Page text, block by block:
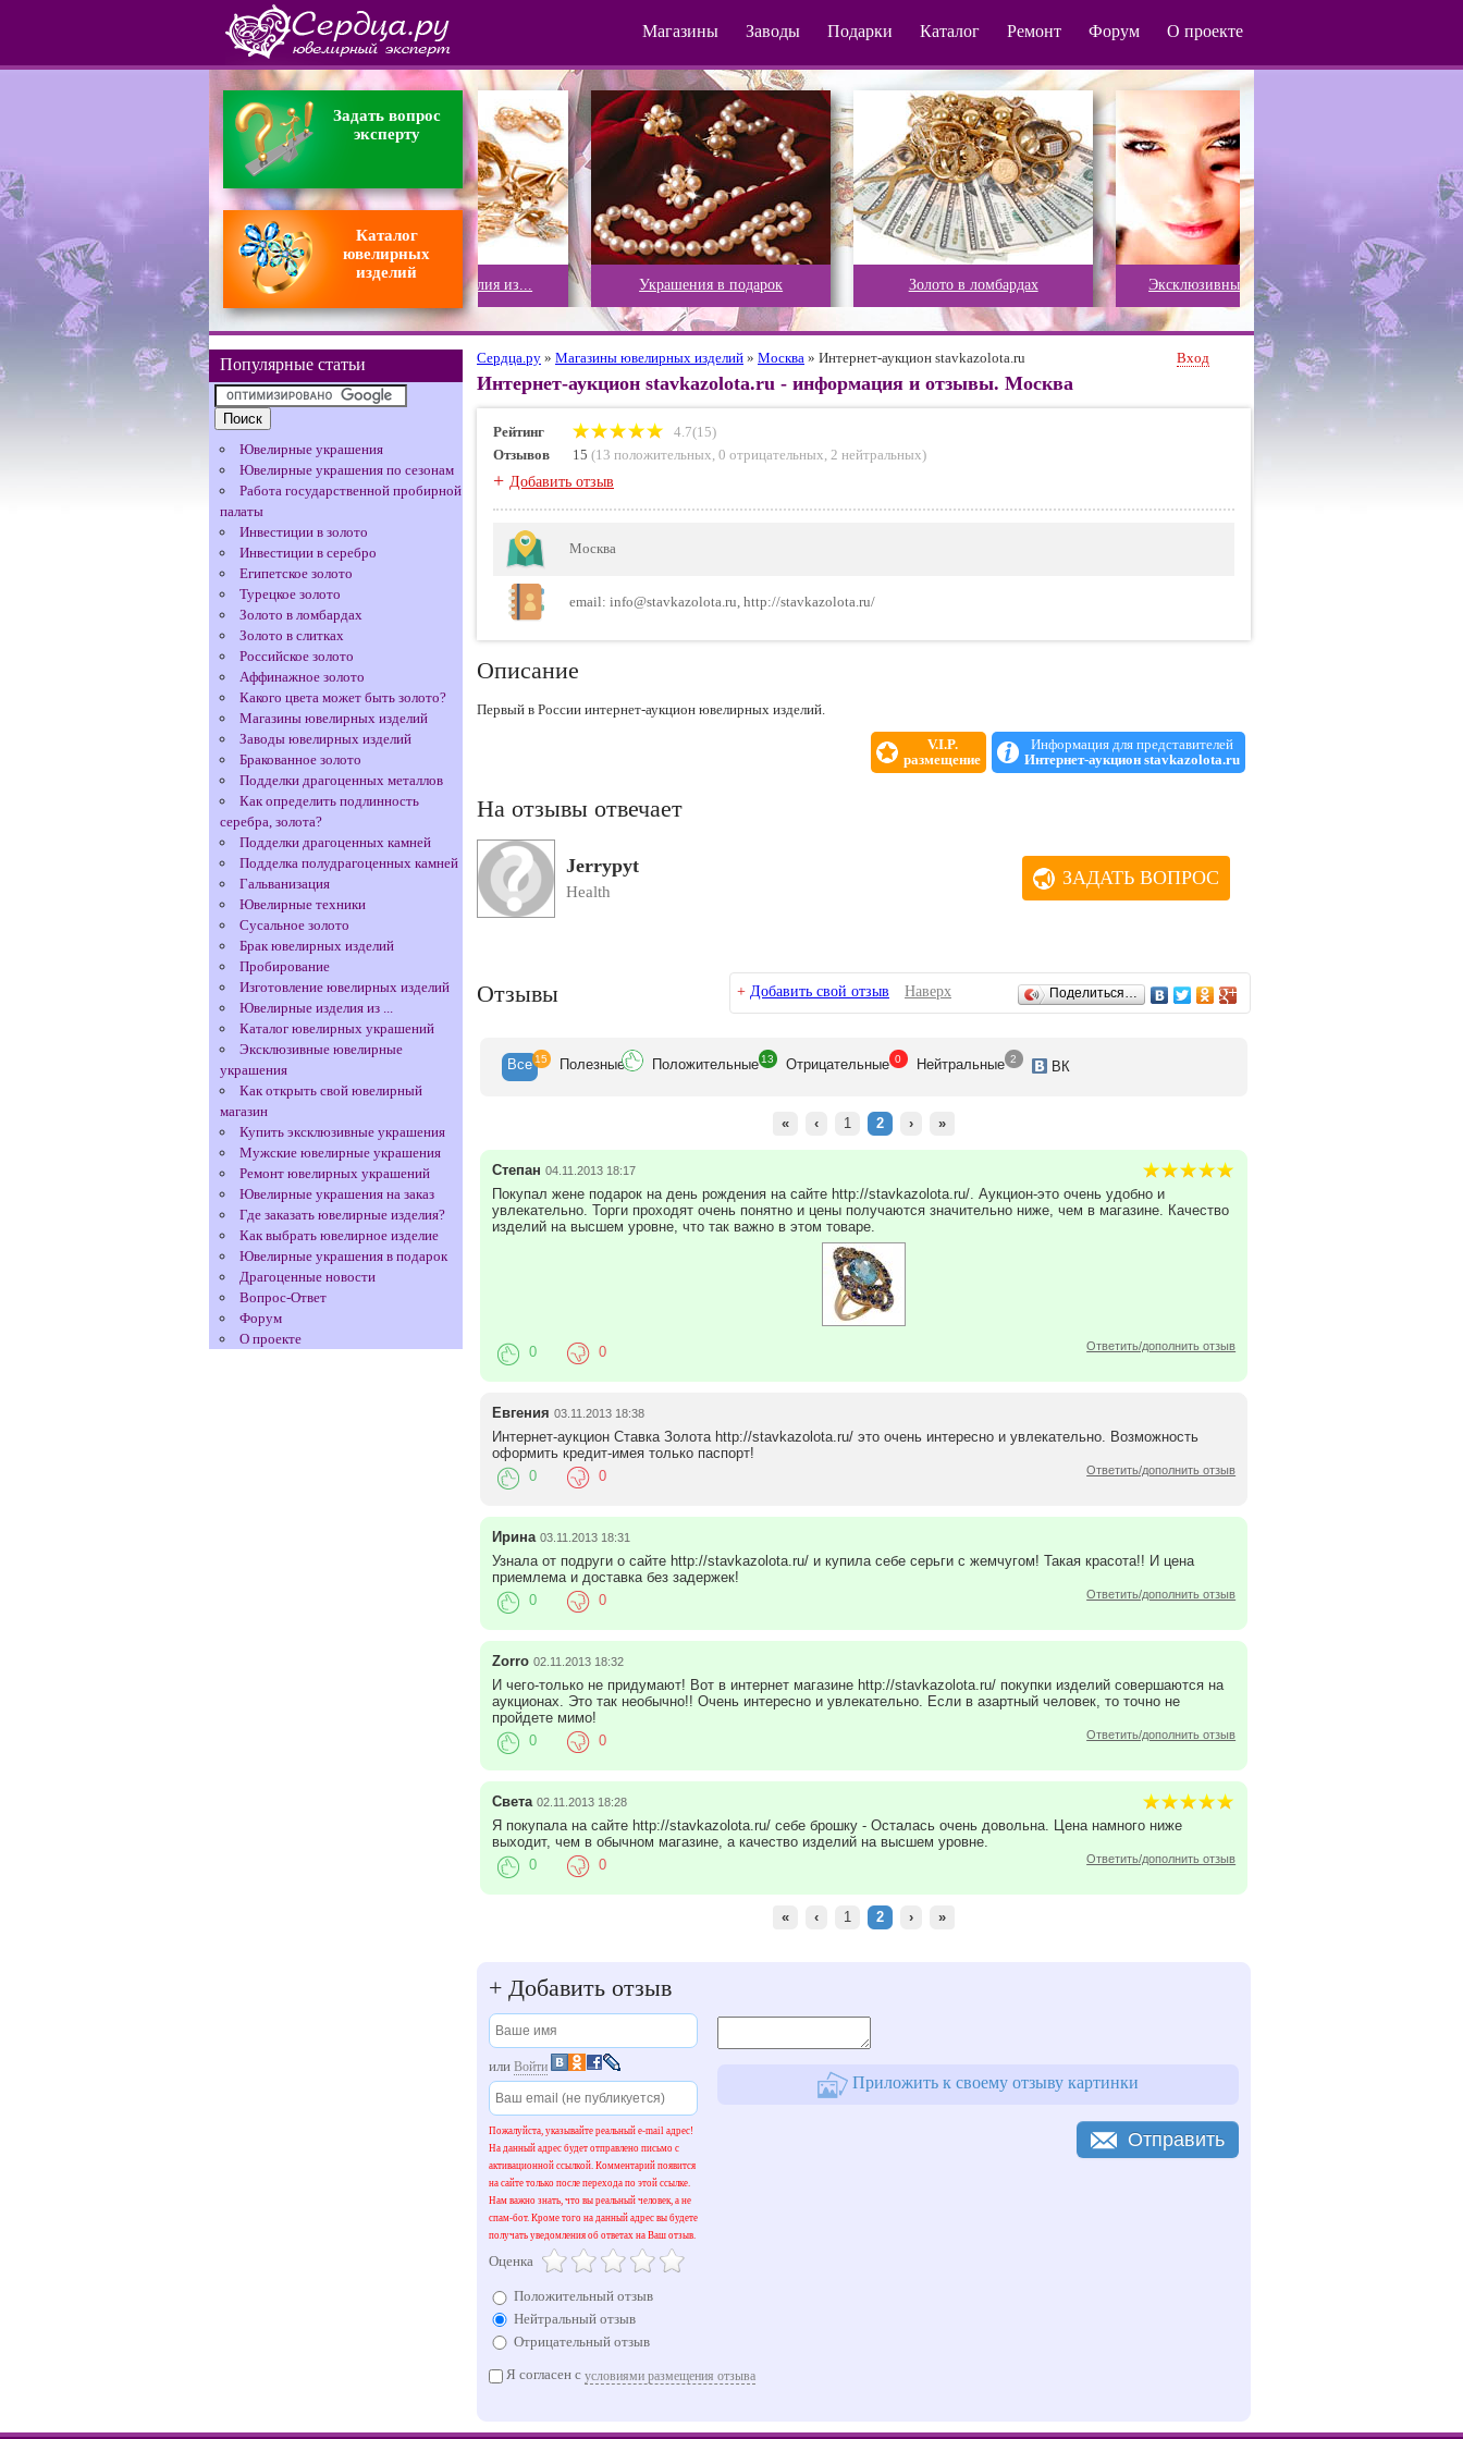
Магазины Заводы Подарки Каталог Ремонт Форум О проекте
Задать вопрос
эксперту
Каталог
ювелирных
изделий
Украшения в подарок Золото в ломбардах Эксклюзивные украшения Российское золото
Популярные статьи
Ювелирные украшения
Ювелирные украшения по сезонам
Работа государственной пробирной
палаты
Инвестиции в золото
Инвестиции в серебро
Египетское золото
Турецкое золото
Золото в ломбардах
Золото в слитках
Российское золото
Аффинажное золото
Какого цвета может быть золото?
Магазины ювелирных изделий
Заводы ювелирных изделий
Бракованное золото
Подделки драгоценных металлов
Как определить подлинность
серебра, золота?
Подделки драгоценных камней
Подделка полудрагоценных камней
Гальванизация
Ювелирные техники
Сусальное золото
Брак ювелирных изделий
Пробирование
Изготовление ювелирных изделий
Ювелирные изделия из ...
Каталог ювелирных украшений
Эксклюзивные ювелирные
украшения
Как открыть свой ювелирный
магазин
Купить эксклюзивные украшения
Мужские ювелирные украшения
Ремонт ювелирных украшений
Ювелирные украшения на заказ
Где заказать ювелирные изделия?
Как выбрать ювелирное изделие
Ювелирные украшения в подарок
Драгоценные новости
Вопрос-Ответ
Форум
О проекте
Сердца.ру » Магазины ювелирных изделий » Москва » Интернет-аукцион stavkazolota.ru Вход
Интернет-аукцион stavkazolota.ru - информация и отзывы. Москва
Рейтинг
4.7(15)
Отзывов
15 (13 положительных, 0 отрицательных, 2 нейтральных)
+ Добавить отзыв
Москва
email: info@stavkazolota.ru, http://stavkazolota.ru/
Описание
Первый в России интернет-аукцион ювелирных изделий.
V.I.P.
размещение
Информация для представителей
Интернет-аукцион stavkazolota.ru
На отзывы отвечает
Jerrypyt
Health
ЗАДАТЬ ВОПРОС
Отзывы + Добавить свой отзыв Наверх Поделиться…
Все 15 Полезные Положительные 13 Отрицательные 0 Нейтральные 2 ВК
« ‹ 1 2 › »
Степан 04.11.2013 18:17
Покупал жене подарок на день рождения на сайте http://stavkazolota.ru/. Аукцион-это очень удобно и
увлекательно. Торги проходят очень понятно и цены получаются значительно ниже, чем в магазине. Качество
изделий на высшем уровне, что так важно в этом товаре.
Ответить/дополнить отзыв
0 0
Евгения 03.11.2013 18:38
Интернет-аукцион Ставка Золота http://stavkazolota.ru/ это очень интересно и увлекательно. Возможность
оформить кредит-имея только паспорт!
Ответить/дополнить отзыв
0 0
Ирина 03.11.2013 18:31
Узнала от подруги о сайте http://stavkazolota.ru/ и купила себе серьги с жемчугом! Такая красота!! И цена
приемлема и доставка без задержек!
Ответить/дополнить отзыв
0 0
Zorro 02.11.2013 18:32
И чего-только не придумают! Вот в интернет магазине http://stavkazolota.ru/ покупки изделий совершаются на
аукционах. Это так необычно!! Очень интересно и увлекательно. Если в азартный человек, то точно не
пройдете мимо!
Ответить/дополнить отзыв
0 0
Света 02.11.2013 18:28
Я покупала на сайте http://stavkazolota.ru/ себе брошку - Осталась очень довольна. Цена намного ниже
выходит, чем в обычном магазине, а качество изделий на высшем уровне.
Ответить/дополнить отзыв
0 0
« ‹ 1 2 › »
+ Добавить отзыв
или Войти
Пожалуйста, указывайте реальный e-mail адрес!
На данный адрес будет отправлено письмо с
активационной ссылкой. Комментарий появится
на сайте только после перехода по этой ссылке.
Нам важно знать, что вы реальный человек, а не
спам-бот. Кроме того на данный адрес вы будете
получать уведомления об ответах на Ваш отзыв.
Оценка
Положительный отзыв
Нейтральный отзыв
Отрицательный отзыв
Приложить к своему отзыву картинки
Я согласен с условиями размещения отзыва
Отправить